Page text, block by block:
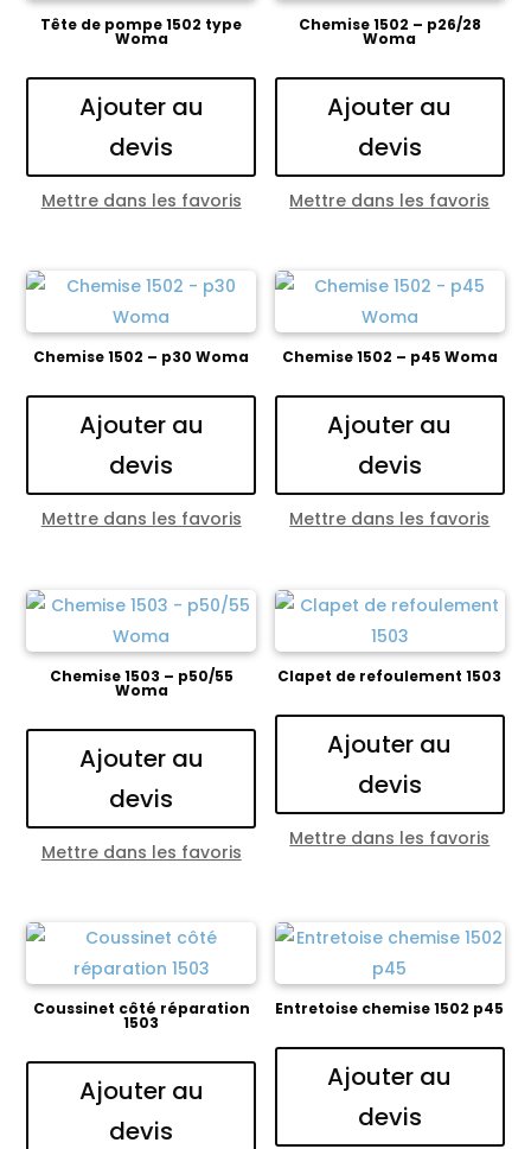
Tête de pompe 1502 type
Woma
Ajouter au
devis
Mettre dans les favoris
Chemise 1502 – p26/28
Woma
Ajouter au
devis
Mettre dans les favoris
Chemise 1502 – p30 Woma
Ajouter au
devis
Mettre dans les favoris
Chemise 1502 – p45 Woma
Ajouter au
devis
Mettre dans les favoris
Chemise 1503 – p50/55
Woma
Ajouter au
devis
Mettre dans les favoris
Clapet de refoulement 1503
Ajouter au
devis
Mettre dans les favoris
Coussinet côté réparation
1503
Ajouter au
devis
Entretoise chemise 1502 p45
Ajouter au
devis